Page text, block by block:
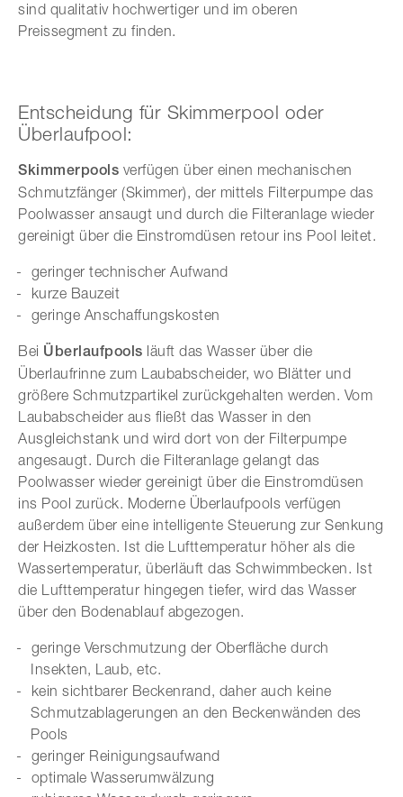
sind qualitativ hochwertiger und im oberen
Preissegment zu finden.
Entscheidung für Skimmerpool oder
Überlaufpool:
Skimmerpools verfügen über einen mechanischen
Schmutzfänger (Skimmer), der mittels Filterpumpe das
Poolwasser ansaugt und durch die Filteranlage wieder
gereinigt über die Einstromdüsen retour ins Pool leitet.
geringer technischer Aufwand
kurze Bauzeit
geringe Anschaffungskosten
Bei Überlaufpools läuft das Wasser über die
Überlaufrinne zum Laubabscheider, wo Blätter und
größere Schmutzpartikel zurückgehalten werden. Vom
Laubabscheider aus fließt das Wasser in den
Ausgleichstank und wird dort von der Filterpumpe
angesaugt. Durch die Filteranlage gelangt das
Poolwasser wieder gereinigt über die Einstromdüsen
ins Pool zurück. Moderne Überlaufpools verfügen
außerdem über eine intelligente Steuerung zur Senkung
der Heizkosten. Ist die Lufttemperatur höher als die
Wassertemperatur, überläuft das Schwimmbecken. Ist
die Lufttemperatur hingegen tiefer, wird das Wasser
über den Bodenablauf abgezogen.
geringe Verschmutzung der Oberfläche durch
Insekten, Laub, etc.
kein sichtbarer Beckenrand, daher auch keine
Schmutzablagerungen an den Beckenwänden des
Pools
geringer Reinigungsaufwand
optimale Wasserumwälzung